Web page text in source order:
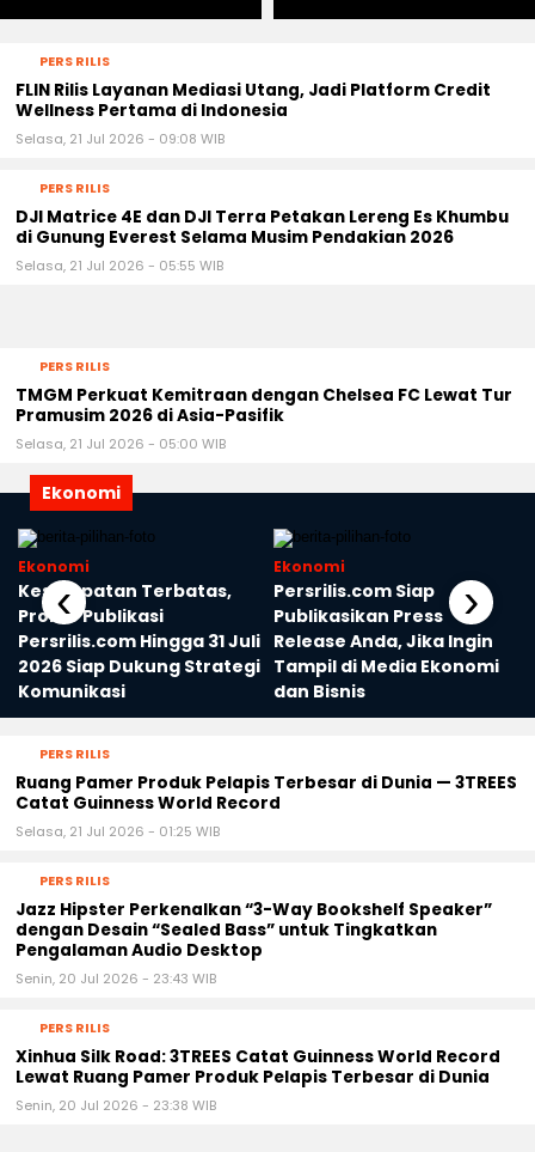
PERS RILIS
FLIN Rilis Layanan Mediasi Utang, Jadi Platform Credit
Wellness Pertama di Indonesia
Selasa, 21 Jul 2026 - 09:08 WIB
PERS RILIS
DJI Matrice 4E dan DJI Terra Petakan Lereng Es Khumbu
di Gunung Everest Selama Musim Pendakian 2026
Selasa, 21 Jul 2026 - 05:55 WIB
PERS RILIS
TMGM Perkuat Kemitraan dengan Chelsea FC Lewat Tur
Pramusim 2026 di Asia-Pasifik
Selasa, 21 Jul 2026 - 05:00 WIB
Ekonomi
Ekonomi
Kesempatan Terbatas,
Promo Publikasi
Persrilis.com Hingga 31 Juli
2026 Siap Dukung Strategi
Komunikasi
Ekonomi
Persrilis.com Siap
Publikasikan Press
Release Anda, Jika Ingin
Tampil di Media Ekonomi
dan Bisnis
‹ ›
PERS RILIS
Ruang Pamer Produk Pelapis Terbesar di Dunia — 3TREES
Catat Guinness World Record
Selasa, 21 Jul 2026 - 01:25 WIB
PERS RILIS
Jazz Hipster Perkenalkan “3-Way Bookshelf Speaker”
dengan Desain “Sealed Bass” untuk Tingkatkan
Pengalaman Audio Desktop
Senin, 20 Jul 2026 - 23:43 WIB
PERS RILIS
Xinhua Silk Road: 3TREES Catat Guinness World Record
Lewat Ruang Pamer Produk Pelapis Terbesar di Dunia
Senin, 20 Jul 2026 - 23:38 WIB